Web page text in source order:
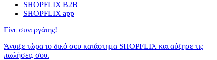
SHOPFLIX B2B
SHOPFLIX app
Γίνε συνεργάτης!
Άνοιξε τώρα το δικό σου κατάστημα SHOPFLIX και αύξησε τις
πωλήσεις σου.